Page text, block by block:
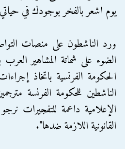
يوم اشعر بالفخر بوجودك في
ورد الناشطون على منصات
الضوء على شماتة المشاهير
الحكومة الفرنسية باتخاذ
الناشطين للحكومة الفرنسة
الإعلامية داعمة للتفجيرات
القانونية اللازمة ضدها".